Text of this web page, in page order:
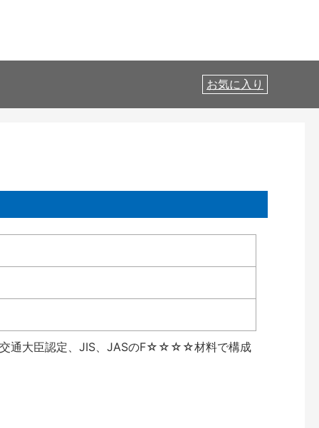
お気に入り
交通大臣認定、JIS、JASのF☆☆☆☆材料で構成